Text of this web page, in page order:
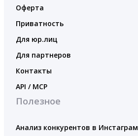
Оферта
Приватность
Для юр.лиц
Для партнеров
Контакты
API / MCP
Полезное
Анализ конкурентов в Инстаграм